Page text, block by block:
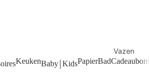
Vazen
Plaids &
KeukenBaby￨KidsPapierBadCadeaubon